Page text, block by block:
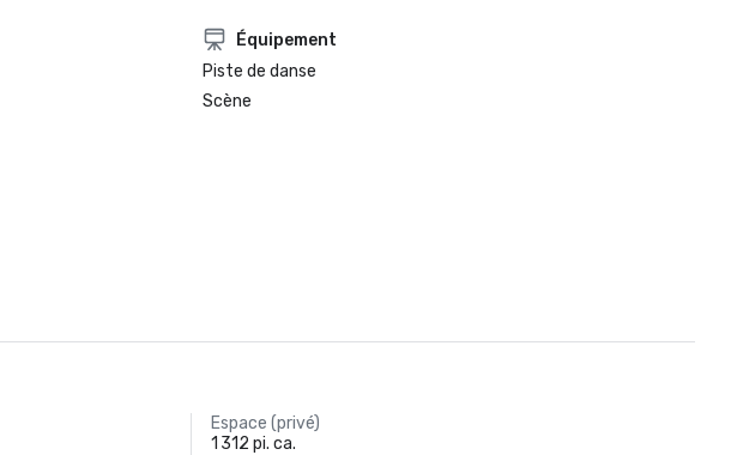
Équipement
Piste de danse
Scène
Espace (privé)
1 312 pi. ca.